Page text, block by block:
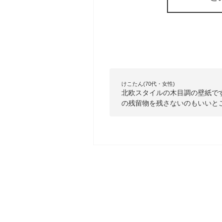
けこたん(70代・女性)
北欧スタイルの木目調の壁紙
の残留物を残さないのもいいと